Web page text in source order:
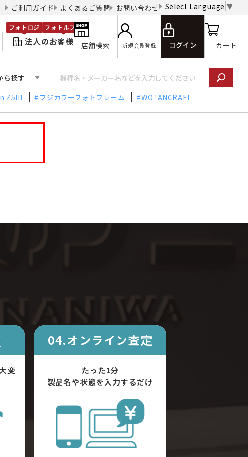
ご利用ガイド よくあるご質問 お問い合わせ Select Language ▼
法人のお客様
フォトロジ フォトルプロ
店舗検索 新規会員登録 ログイン カート
ら探す
Z5III フジカラーフォトフレーム WOTANCRAFT
変
04.オンライン査定
たった1分
製品名や状態を入力するだけ